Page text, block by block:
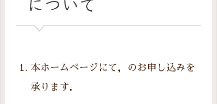
本ホームページにて，のお申し込みを
承ります．